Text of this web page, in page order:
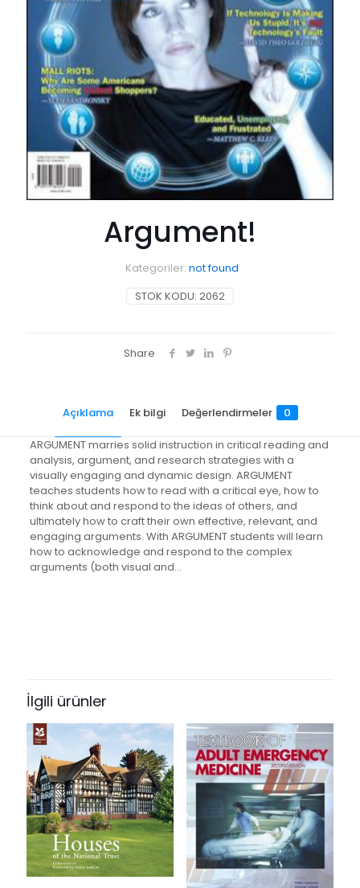
Argument!
STOK KODU: 2062
Kategoriler: not found
Share
Açıklama Ek bilgi Değerlendirmeler 0
ARGUMENT marries solid instruction in critical reading and
analysis, argument, and research strategies with a
visually engaging and dynamic design. ARGUMENT
teaches students how to read with a critical eye, how to
think about and respond to the ideas of others, and
ultimately how to craft their own effective, relevant, and
engaging arguments. With ARGUMENT students will learn
how to acknowledge and respond to the complex
arguments (both visual and…
kişi siz olun
E-posta adresiniz yayınlanmayacak.Gerekli alanlar*ile
işaretlenmişlerdir
Derecelendirmeniz*
1/5
yıldız
2/5
yıldız
3/5
yıldız
4/5
yıldız
5/5
yıldız
İlgili ürünler